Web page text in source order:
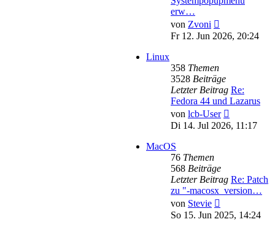
erw…
von Zvoni
Beitrag
Fr 12. Jun 2026, 20:24
Linux
358 Themen
3528 Beiträge
Letzter Beitrag Re:
Fedora 44 und Lazarus
von lcb-User
Beitrag
Di 14. Jul 2026, 11:17
MacOS
76 Themen
568 Beiträge
Letzter Beitrag Re: Patch
zu "-macosx_version…
von Stevie
Beitrag
So 15. Jun 2025, 14:24